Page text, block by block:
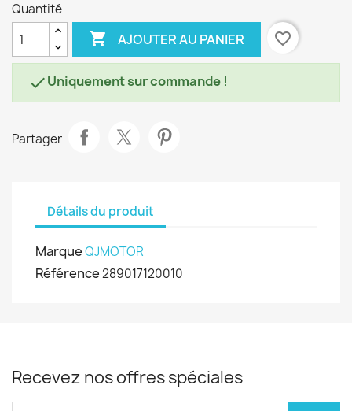
Quantité
 AJOUTER AU PANIER favorite_border
Uniquement sur commande !
Partager
Détails du produit
MarqueQJMOTOR
Référence289017120010
Recevez nos offres spéciales